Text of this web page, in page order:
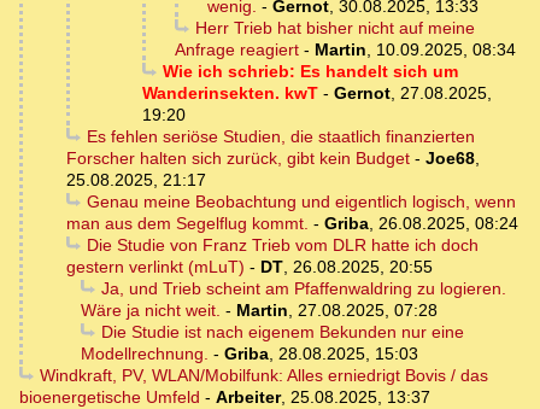
wenig. - Gernot, 30.08.2025, 13:33
Herr Trieb hat bisher nicht auf meine
Anfrage reagiert - Martin, 10.09.2025, 08:34
Wie ich schrieb: Es handelt sich um
Wanderinsekten. kwT - Gernot, 27.08.2025,
19:20
Es fehlen seriöse Studien, die staatlich finanzierten
Forscher halten sich zurück, gibt kein Budget - Joe68,
25.08.2025, 21:17
Genau meine Beobachtung und eigentlich logisch, wenn
man aus dem Segelflug kommt. - Griba, 26.08.2025, 08:24
Die Studie von Franz Trieb vom DLR hatte ich doch
gestern verlinkt (mLuT) - DT, 26.08.2025, 20:55
Ja, und Trieb scheint am Pfaffenwaldring zu logieren.
Wäre ja nicht weit. - Martin, 27.08.2025, 07:28
Die Studie ist nach eigenem Bekunden nur eine
Modellrechnung. - Griba, 28.08.2025, 15:03
Windkraft, PV, WLAN/Mobilfunk: Alles erniedrigt Bovis / das
bioenergetische Umfeld - Arbeiter, 25.08.2025, 13:37